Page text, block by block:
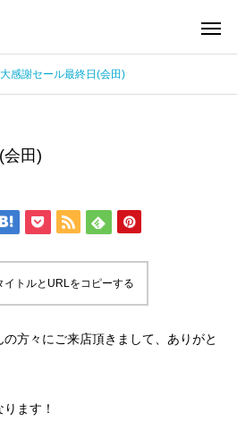
大感謝セール最終日(会田)
会田)
イトルとURLをコピーする
方々にご来店頂きまして、ありがと
ます！